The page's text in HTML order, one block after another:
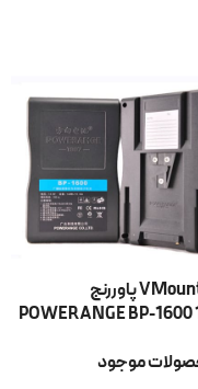
باتری VMount پاوررنج
POWERANGE BP-1600
موجود